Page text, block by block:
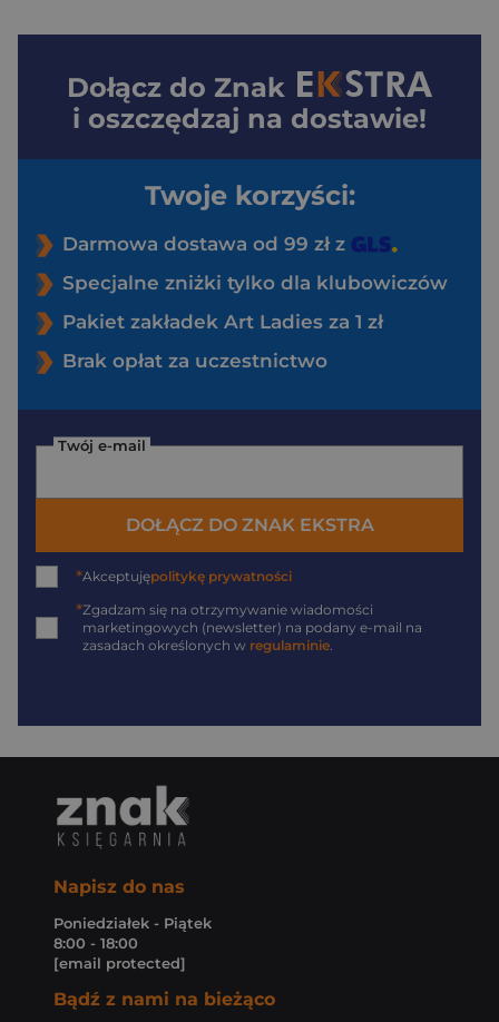
Dołącz do Znak
i oszczędzaj na dostawie!
Twoje korzyści:
Darmowa dostawa od 99 zł z
Specjalne zniżki tylko dla klubowiczów
Pakiet zakładek Art Ladies za 1 zł
Brak opłat za uczestnictwo
Twój e-mail
DOŁĄCZ DO ZNAK EKSTRA
*Akceptujępolitykę prywatności
*Zgadzam się na otrzymywanie wiadomości
marketingowych (newsletter) na podany e-mail na
zasadach określonych w regulaminie.
Napisz do nas
Poniedziałek - Piątek
8:00 - 18:00
[email protected]
Bądź z nami na bieżąco